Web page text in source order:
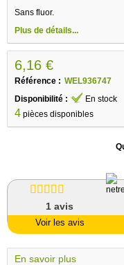
Sans fluor.
Plus de détails...
6,16 €
Référence : WEL936747
Disponibilité :
En stock
4 pièces disponibles
1 avis
Voir les avis
En savoir plus